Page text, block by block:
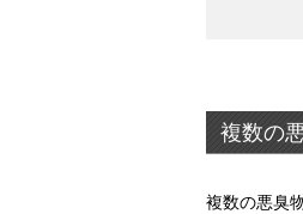
複数の
複数の悪臭